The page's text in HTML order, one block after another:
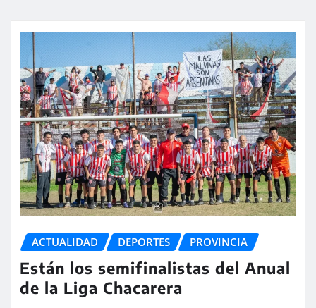
ACTUALIDAD DEPORTES PROVINCIA
Están los semifinalistas del Anual
de la Liga Chacarera